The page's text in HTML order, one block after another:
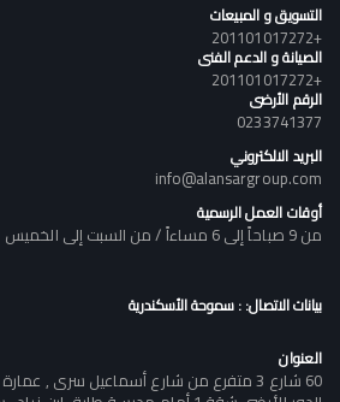
التسويق و المبيعات
+201101017272
الصيانة و الدعم الفنى
+201101017272
الرقم الأرضى
0233741377
البريد الالكتروني
info@alansargroup.com
أوقات العمل الرسمية
من 9 صباحاً إلى 6 مساءاً / من السبت إلى الخميس
بيانات الاتصال: : سموحة الأسكندرية
العنوان
60 شارع 3 متفرع من شارع أسماعيل سرى ,